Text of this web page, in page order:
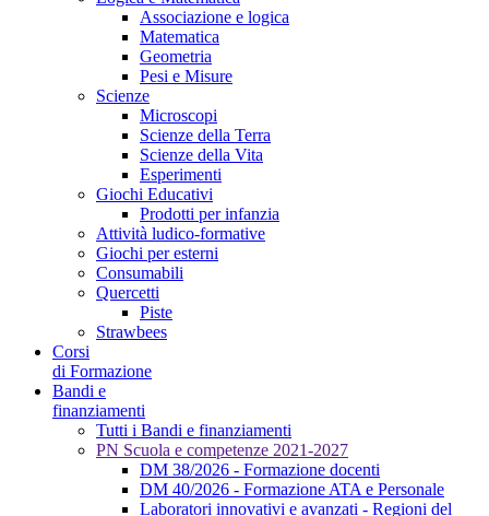
Associazione e logica
Matematica
Geometria
Pesi e Misure
Scienze
Microscopi
Scienze della Terra
Scienze della Vita
Esperimenti
Giochi Educativi
Prodotti per infanzia
Attività ludico-formative
Giochi per esterni
Consumabili
Quercetti
Piste
Strawbees
Corsi
di Formazione
Bandi e
finanziamenti
Tutti i Bandi e finanziamenti
PN Scuola e competenze 2021-2027
DM 38/2026 - Formazione docenti
DM 40/2026 - Formazione ATA e Personale
Laboratori innovativi e avanzati - Regioni del